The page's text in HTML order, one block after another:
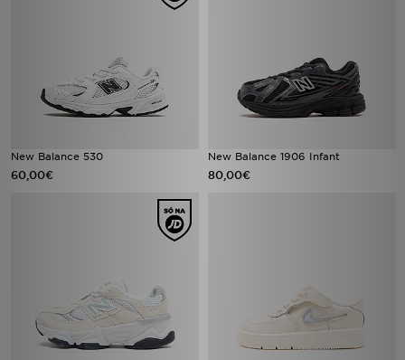
New Balance 530
60,00€
New Balance 1906 Infant
80,00€